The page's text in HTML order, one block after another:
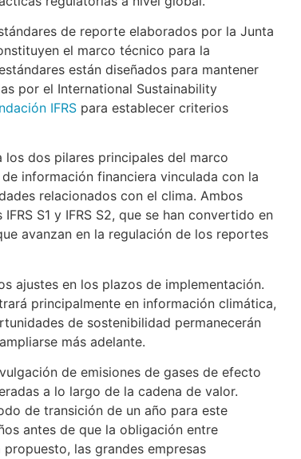
de reporte elaborados por la Junta
el marco técnico para la
están diseñados para mantener
por el International Sustainability
IFRS para establecer criterios
dos pilares principales del marco
información financiera vinculada con la
relacionados con el clima. Ambos
S1 y IFRS S2, que se han convertido en
avanzan en la regulación de los reportes
ajustes en los plazos de implementación.
principalmente en información climática,
de sostenibilidad permanecerán
más adelante.
de emisiones de gases de efecto
a lo largo de la cadena de valor.
de transición de un año para este
antes de que la obligación entre
las grandes empresas